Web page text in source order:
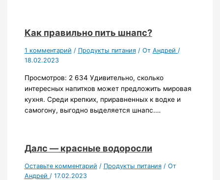
Как правильно пить шнапс?
1 комментарий / Продукты питания/ От Андрей /
18.02.2023
Просмотров: 2 634 Удивительно, сколько
интересных напитков может предложить мировая
кухня. Среди крепких, приравненных к водке и
самогону, выгодно выделяется шнапс.…
Далс — красные водоросли
Оставьте комментарий / Продукты питания/ От
Андрей / 17.02.2023